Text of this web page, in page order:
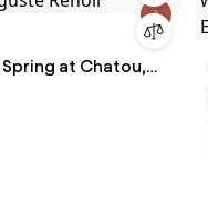
at Chatou,
Renoir